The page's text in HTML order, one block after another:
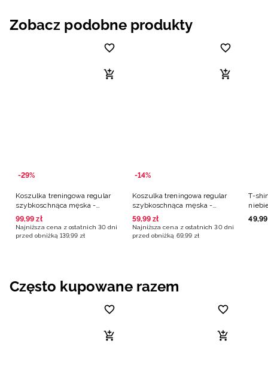
Zobacz podobne produkty
-29%
Koszulka treningowa regular
szybkoschnąca męska -
niebieska
99,99 zł
Najniższa cena z ostatnich 30 dni
przed obniżką 139,99 zł
-14%
Koszulka treningowa regular
szybkoschnąca męska -
niebieska
59,99 zł
Najniższa cena z ostatnich 30 dni
przed obniżką 69,99 zł
T-
49,99
Często kupowane razem